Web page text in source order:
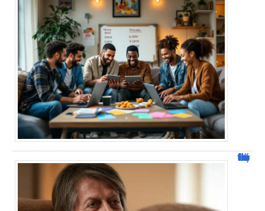
Jacques Dutronc fortune : estimation et sources de richesse !